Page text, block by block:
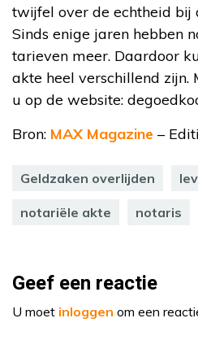
twijfel over de echtheid bij
Sinds enige jaren hebben
tarieven meer. Daardoor
akte heel verschillend
u op de website:
Bron: MAX Magazine –
Geldzaken overlijden
notariële akte notaris
Geef een reactie
U moet inloggen om een